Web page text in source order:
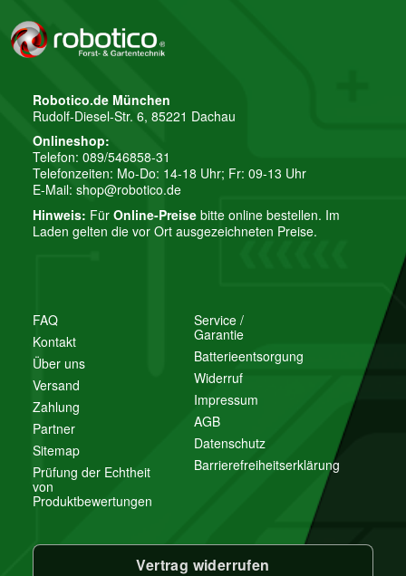
FAQ
Kontakt
Über uns
Versand
Zahlung
Partner
Sitemap
Prüfung der Echtheit
von
Produktbewertungen
Service /
Garantie
Batterieentsorgung
Widerruf
Impressum
AGB
Datenschutz
Barrierefreiheitserklärung
Robotico.de München
Rudolf-Diesel-Str. 6, 85221 Dachau
Onlineshop:
Telefon: 089/546858-31
Telefonzeiten: Mo-Do: 14-18 Uhr; Fr: 09-13 Uhr
E-Mail: shop@robotico.de
Hinweis: Für Online-Preise bitte online bestellen. Im
Laden gelten die vor Ort ausgezeichneten Preise.
Vertrag widerrufen